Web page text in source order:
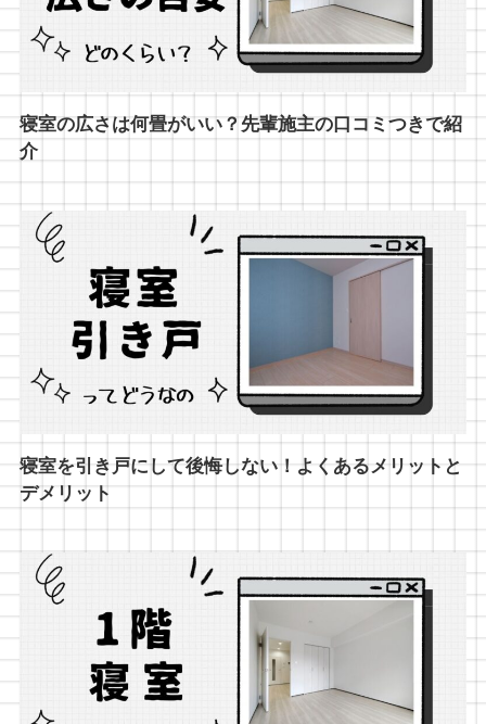
寝室の広さは何畳がいい？先輩施主の口コミつきで紹
介
寝室を引き戸にして後悔しない！よくあるメリットと
デメリット